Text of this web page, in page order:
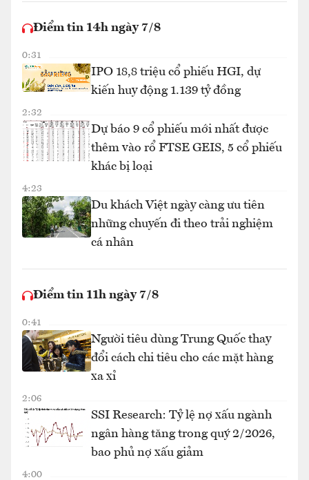
Điểm tin 14h ngày 7/8
0:31
IPO 18,8 triệu cổ phiếu HGI, dự
kiến huy động 1.139 tỷ đồng
2:32
Dự báo 9 cổ phiếu mới nhất được
thêm vào rổ FTSE GEIS, 5 cổ phiếu
khác bị loại
4:23
Du khách Việt ngày càng ưu tiên
những chuyến đi theo trải nghiệm
cá nhân
Điểm tin 11h ngày 7/8
0:41
Người tiêu dùng Trung Quốc thay
đổi cách chi tiêu cho các mặt hàng
xa xỉ
2:06
SSI Research: Tỷ lệ nợ xấu ngành
ngân hàng tăng trong quý 2/2026,
bao phủ nợ xấu giảm
4:00